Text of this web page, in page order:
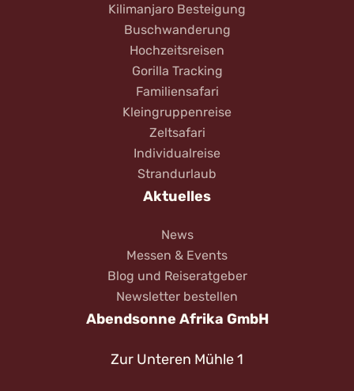
Kilimanjaro Besteigung
Buschwanderung
Hochzeitsreisen
Gorilla Tracking
Familiensafari
Kleingruppenreise
Zeltsafari
Individualreise
Strandurlaub
Aktuelles
News
Messen & Events
Blog und Reiseratgeber
Newsletter bestellen
Abendsonne Afrika GmbH
Zur Unteren Mühle 1